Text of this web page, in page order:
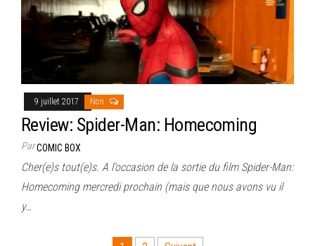
9 juillet 2017 Non
Review: Spider-Man: Homecoming
ParCOMIC BOX
Cher(e)s tout(e)s. A l’occasion de la sortie du film Spider-Man:
Homecoming mercredi prochain (mais que nous avons vu il
y…